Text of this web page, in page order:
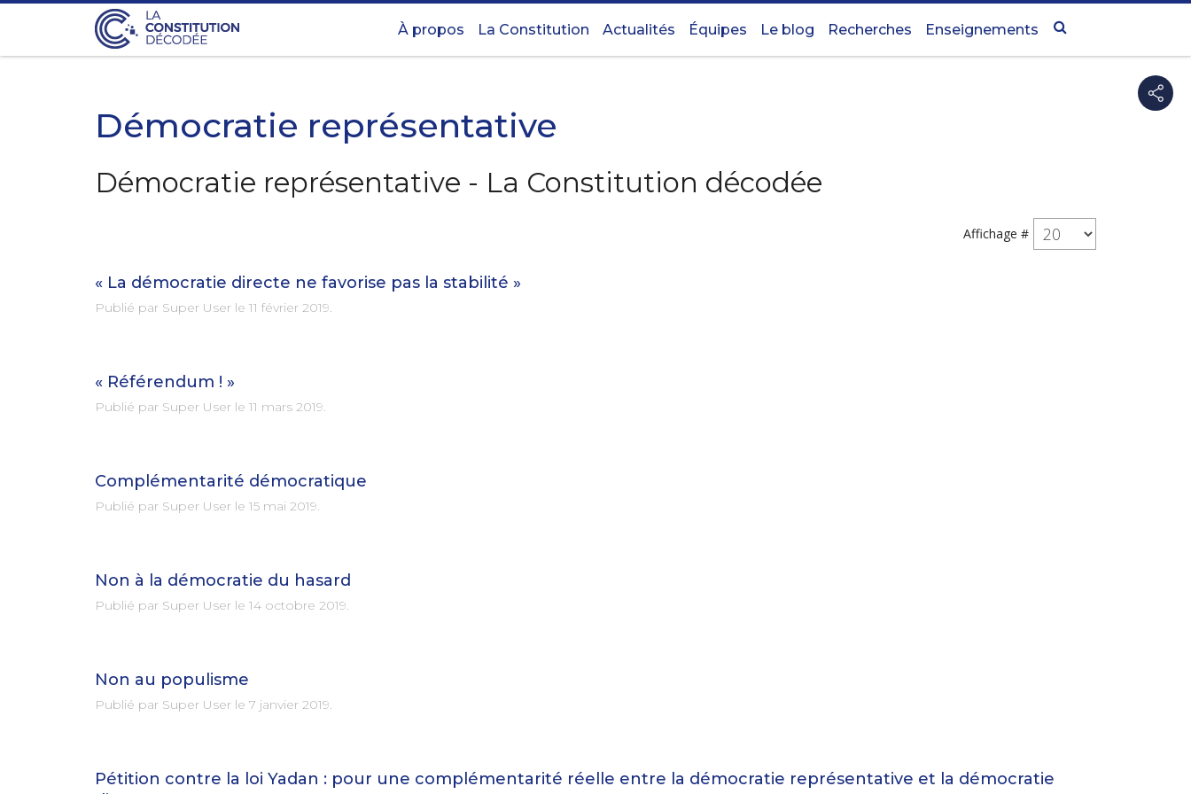
À propos La Constitution Actualités Équipes Le blog Recherches Enseignements
Démocratie représentative
Démocratie représentative - La Constitution décodée
Affichage #
« La démocratie directe ne favorise pas la stabilité »
Publié par Super User le 11 février 2019.
« Référendum ! »
Publié par Super User le 11 mars 2019.
Complémentarité démocratique
Publié par Super User le 15 mai 2019.
Non à la démocratie du hasard
Publié par Super User le 14 octobre 2019.
Non au populisme
Publié par Super User le 7 janvier 2019.
Pétition contre la loi Yadan : pour une complémentarité réelle entre la démocratie représentative et la démocratie